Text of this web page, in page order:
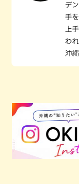
デ
手
上
わ
沖